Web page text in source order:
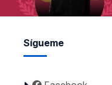
Sígueme